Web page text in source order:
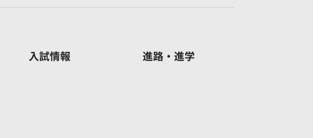
入試情報 進路・進学